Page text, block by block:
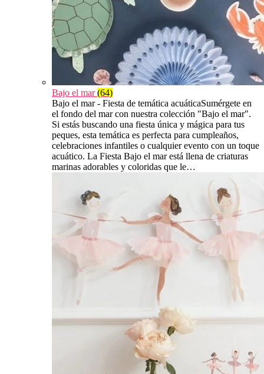
Bajo el mar(64)
Bajo el mar - Fiesta de temática acuáticaSumérgete en
el fondo del mar con nuestra colección "Bajo el mar".
Si estás buscando una fiesta única y mágica para tus
peques, esta temática es perfecta para cumpleaños,
celebraciones infantiles o cualquier evento con un toque
acuático. La Fiesta Bajo el mar está llena de criaturas
marinas adorables y coloridas que le…